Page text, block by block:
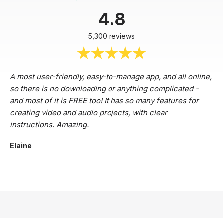
4.8
5,300 reviews
A most user-friendly, easy-to-manage app, and all online,
so there is no downloading or anything complicated -
and most of it is FREE too! It has so many features for
creating video and audio projects, with clear
instructions. Amazing.
Elaine